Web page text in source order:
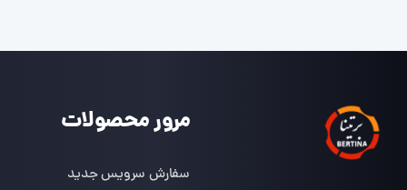
مرور محصولات
سفارش سرویس جدید